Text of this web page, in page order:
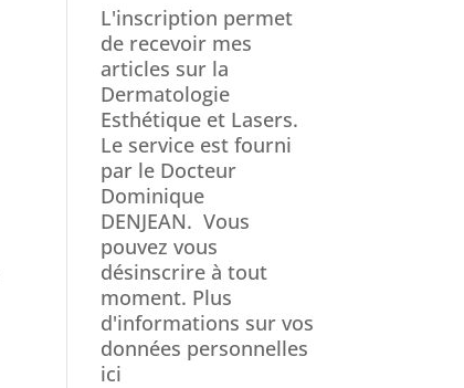
L'inscription permet
de recevoir mes
articles sur la
Dermatologie
Esthétique et Lasers.
Le service est fourni
par le Docteur
Dominique
DENJEAN.Vous
pouvez vous
désinscrire à tout
moment. Plus
d'informations sur vos
données personnelles
ici